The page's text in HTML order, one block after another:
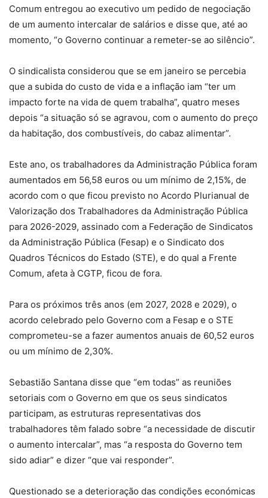
Comum entregou ao executivo um pedido de negociação
de um aumento intercalar de salários e disse que, até ao
momento, “o Governo continuar a remeter-se ao silêncio”.
O sindicalista considerou que se em janeiro se percebia
que a subida do custo de vida e a inflação iam “ter um
impacto forte na vida de quem trabalha”, quatro meses
depois “a situação só se agravou, com o aumento do preço
da habitação, dos combustíveis, do cabaz alimentar”.
Este ano, os trabalhadores da Administração Pública foram
aumentados em 56,58 euros ou um mínimo de 2,15%, de
acordo com o que ficou previsto no Acordo Plurianual de
Valorização dos Trabalhadores da Administração Pública
para 2026-2029, assinado com a Federação de Sindicatos
da Administração Pública (Fesap) e o Sindicato dos
Quadros Técnicos do Estado (STE), e do qual a Frente
Comum, afeta à CGTP, ficou de fora.
Para os próximos três anos (em 2027, 2028 e 2029), o
acordo celebrado pelo Governo com a Fesap e o STE
comprometeu-se a fazer aumentos anuais de 60,52 euros
ou um mínimo de 2,30%.
Sebastião Santana disse que “em todas” as reuniões
setoriais com o Governo em que os seus sindicatos
participam, as estruturas representativas dos
trabalhadores têm falado sobre “a necessidade de discutir
o aumento intercalar”, mas “a resposta do Governo tem
sido adiar” e dizer “que vai responder”.
Questionado se a deterioração das condições económicas